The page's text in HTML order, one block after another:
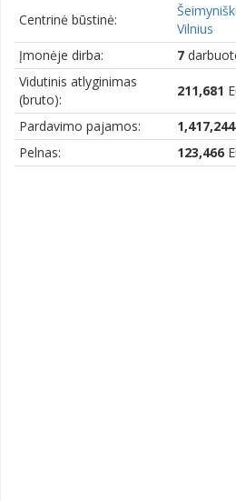
Centrinė būstinė:
Vilnius
Įmonėje dirba:
7
Vidutinis atlyginimas
(bruto):
211,681
Pardavimo pajamos: 1,417,244
Pelnas:
123,466